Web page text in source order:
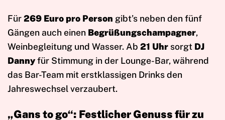
Für269 Euro pro Person gibt’s neben den fünf
Gängen auch einen Begrüßungschampagner,
Weinbegleitung und Wasser. Ab 21 Uhr sorgt DJ
Dannyfür Stimmung in der Lounge-Bar, während
das Bar-Team mit erstklassigen Drinks den
Jahreswechsel verzaubert.
„Gans to go“: Festlicher Genuss für zu